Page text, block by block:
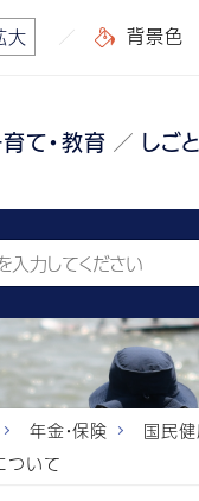
大 背景色
て・教育 しご
年金・保険
国民
ついて